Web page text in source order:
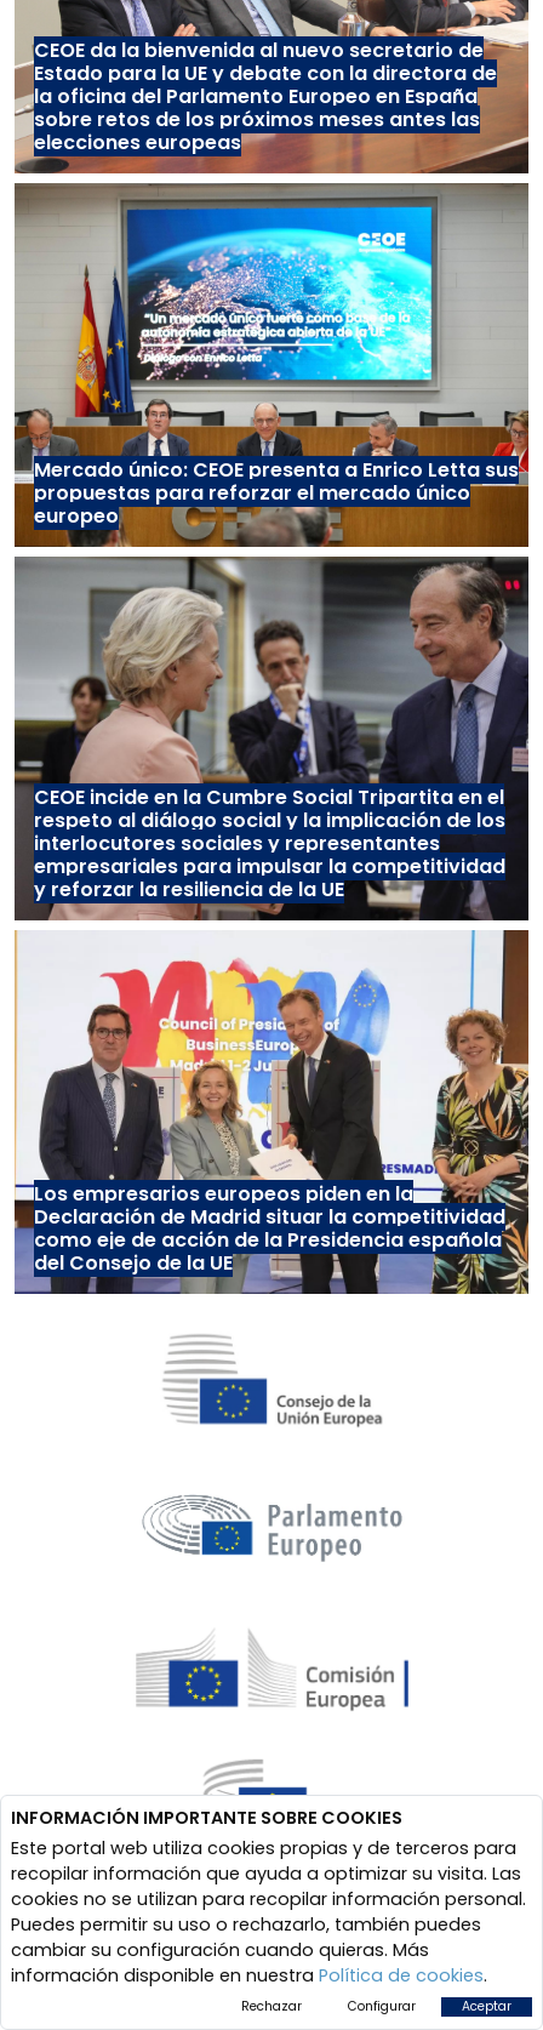
CEOE da la bienvenida al nuevo secretario de
Estado para la UE y debate con la directora de
la oficina del Parlamento Europeo en España
sobre retos de los próximos meses antes las
elecciones europeas
Mercado único: CEOE presenta a Enrico Letta sus
propuestas para reforzar el mercado único
europeo
CEOE incide en la Cumbre Social Tripartita en el
respeto al diálogo social y la implicación de los
interlocutores sociales y representantes
empresariales para impulsar la competitividad
y reforzar la resiliencia de la UE
Los empresarios europeos piden en la
Declaración de Madrid situar la competitividad
como eje de acción de la Presidencia española
del Consejo de la UE
INFORMACIÓN IMPORTANTE SOBRE COOKIES
Este portal web utiliza cookies propias y de terceros para
recopilar información que ayuda a optimizar su visita. Las
cookies no se utilizan para recopilar información personal.
Puedes permitir su uso o rechazarlo, también puedes
cambiar su configuración cuando quieras. Más
información disponible en nuestra Política de cookies.
Rechazar Configurar Aceptar